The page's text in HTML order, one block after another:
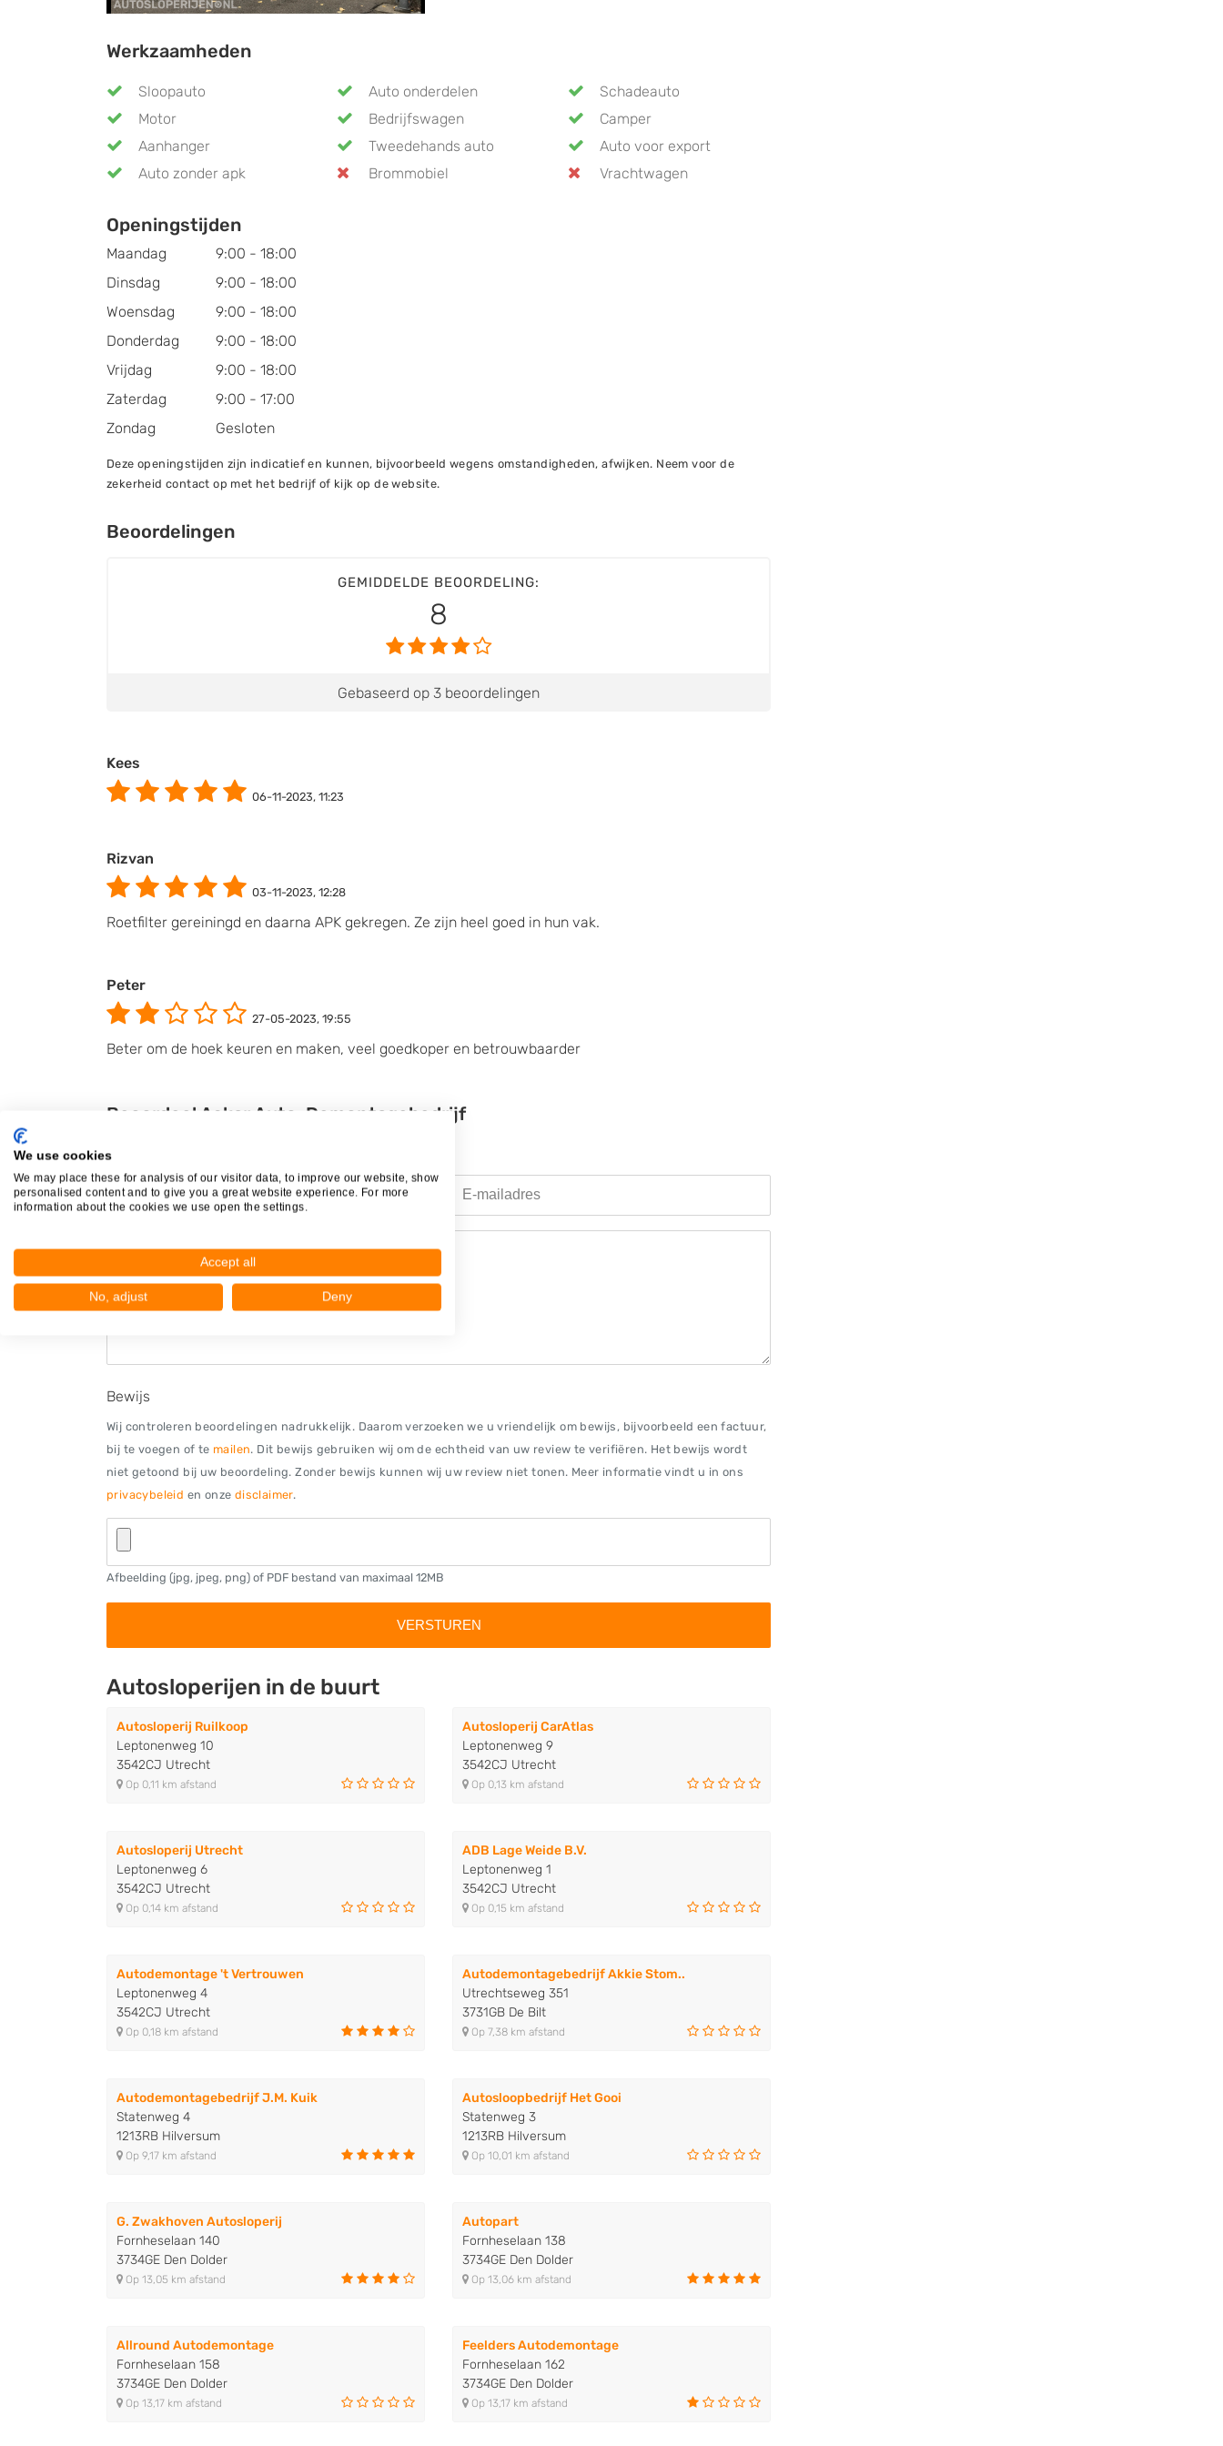
Werkzaamheden
Sloopauto Auto onderdelen
Schadeauto
Motor
Bedrijfswagen
Camper
Aanhanger
Tweedehands auto
Auto voor export
Auto zonder apk
Brommobiel Vrachtwagen
Openingstijden
Maandag
9:00 - 18:00
Dinsdag
9:00 - 18:00
Woensdag
9:00 - 18:00
Donderdag
9:00 - 18:00
Vrijdag
9:00 - 18:00
Zaterdag
9:00 - 17:00
Zondag
Gesloten
Deze openingstijden zijn indicatief en kunnen, bijvoorbeeld wegens omstandigheden, afwijken. Neem voor de
zekerheid contact op met het bedrijf of kijk op de website.
Beoordelingen
GEMIDDELDE BEOORDELING:
8
Gebaseerd op 3 beoordelingen
Kees
06-11-2023, 11:23
Rizvan
03-11-2023, 12:28
Roetfilter gereiningd en daarna APK gekregen. Ze zijn heel goed in hun vak.
Peter
27-05-2023, 19:55
Beter om de hoek keuren en maken, veel goedkoper en betrouwbaarder
Beoordeel Askar Auto-Demontagebedrijf
Bewijs
Wij controleren beoordelingen nadrukkelijk. Daarom verzoeken we u vriendelijk om bewijs, bijvoorbeeld een factuur,
bij te voegen of te mailen. Dit bewijs gebruiken wij om de echtheid van uw review te verifiëren. Het bewijs wordt
niet getoond bij uw beoordeling. Zonder bewijs kunnen wij uw review niet tonen. Meer informatie vindt u in ons
privacybeleid en onze disclaimer.
Afbeelding (jpg, jpeg, png) of PDF bestand van maximaal 12MB
Autosloperijen in de buurt
Autosloperij Ruilkoop
Leptonenweg 10
3542CJ Utrecht
Op 0,11 km afstand
Autosloperij CarAtlas
Leptonenweg 9
3542CJ Utrecht
Op 0,13 km afstand
Autosloperij Utrecht
Leptonenweg 6
3542CJ Utrecht
Op 0,14 km afstand
ADB Lage Weide B.V.
Leptonenweg 1
3542CJ Utrecht
Op 0,15 km afstand
Autodemontage 't Vertrouwen
Leptonenweg 4
3542CJ Utrecht
Op 0,18 km afstand
Autodemontagebedrijf Akkie Stom..
Utrechtseweg 351
3731GB De Bilt
Op 7,38 km afstand
Autodemontagebedrijf J.M. Kuik
Statenweg 4
1213RB Hilversum
Op 9,17 km afstand
Autosloopbedrijf Het Gooi
Statenweg 3
1213RB Hilversum
Op 10,01 km afstand
G. Zwakhoven Autosloperij
Fornheselaan 140
3734GE Den Dolder
Op 13,05 km afstand
Autopart
Fornheselaan 138
3734GE Den Dolder
Op 13,06 km afstand
Allround Autodemontage
Fornheselaan 158
3734GE Den Dolder
Op 13,17 km afstand
Feelders Autodemontage
Fornheselaan 162
3734GE Den Dolder
Op 13,17 km afstand
We use cookies
We may place these for analysis of our visitor data, to improve our website, show
personalised content and to give you a great website experience. For more
information about the cookies we use open the settings.
Accept all
No, adjust Deny